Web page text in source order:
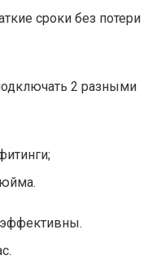
сроки без потери
2 разными